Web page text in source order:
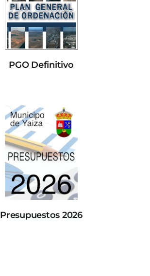
PGO Definitivo
Presupuestos 2026